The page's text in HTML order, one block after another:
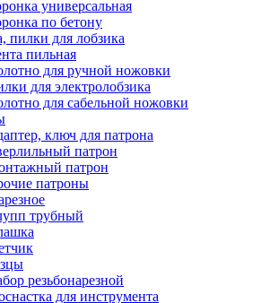
универсальная
по бетону
пилки для лобзика
пильная
для ручной ножовки
для электролобзика
для сабельной ножовки
ключ для патрона
патрон
патрон
патроны
трубный
резьбонарезной
для инструмента